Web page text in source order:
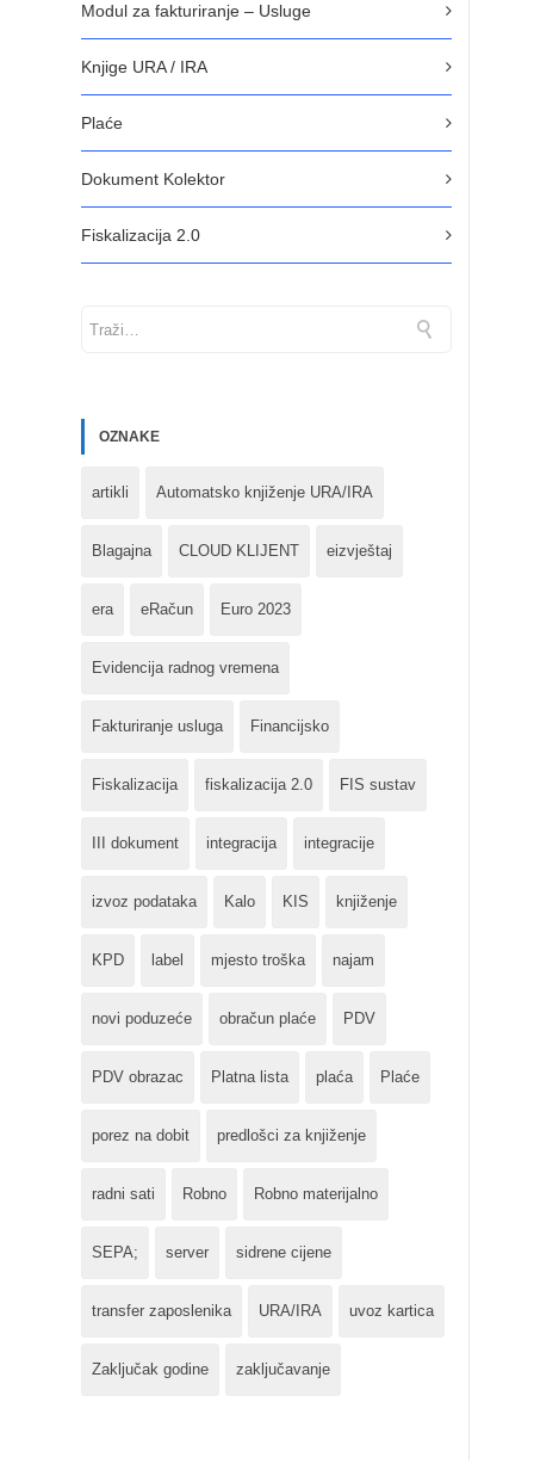
Modul za fakturiranje – Usluge
Knjige URA / IRA
Plaće
Dokument Kolektor
Fiskalizacija 2.0
OZNAKE
artikli Automatsko knjiženje URA/IRA
Blagajna CLOUD KLIJENT eizvještaj
era eRačun Euro 2023
Evidencija radnog vremena
Fakturiranje usluga Financijsko
Fiskalizacija fiskalizacija 2.0 FIS sustav
III dokument integracija integracije
izvoz podataka Kalo KIS knjiženje
KPD label mjesto troška najam
novi poduzeće obračun plaće PDV
PDV obrazac Platna lista plaća Plaće
porez na dobit predlošci za knjiženje
radni sati Robno Robno materijalno
SEPA; server sidrene cijene
transfer zaposlenika URA/IRA uvoz kartica
Zaključak godine zaključavanje